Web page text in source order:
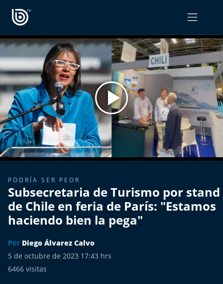
PROGRAMAS
Radiograma
Expreso Bío Bío
Podría Ser Peor
La Entrevista de Tomás Mosciatti
Entrevistas BioBioTV
Comentarios de Tomás Mosciatti
Más de Ti Podcast
Realizadores
OPINIÓN
PODCAST RADIOGRAMA
PODRÍA SER PEOR
Subsecretaria de Turismo por stand
de Chile en feria de París: "Estamos
haciendo bien la pega"
Por Diego Álvarez Calvo
5 de octubre de 2023 17:43 hrs
6466 visitas